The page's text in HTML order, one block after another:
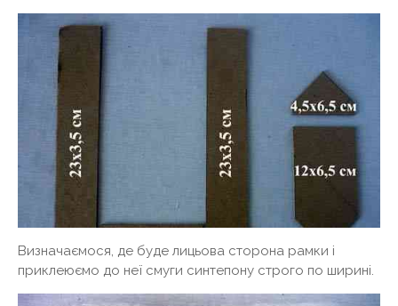
Визначаємося, де буде лицьова сторона рамки і
приклеюємо до неї смуги синтепону строго по ширині.